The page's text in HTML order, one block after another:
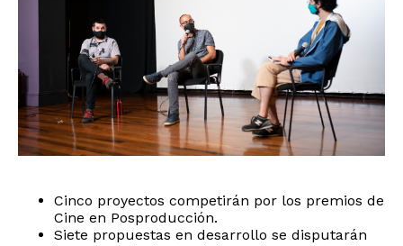
Cinco proyectos competirán por los premios de
Cine en Posproducción.
Siete propuestas en desarrollo se disputarán